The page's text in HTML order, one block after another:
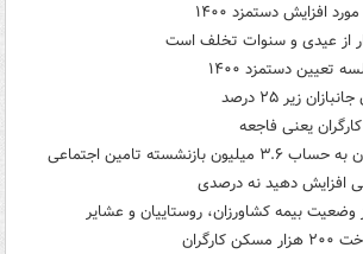
افزایش دستمزد ۱۴۰۰
از عیدی و سنوات تخلف است
دستمزد ۱۴۰۰
زیر ۲۵ درصد
افزایش دهید نه درصدی
وضعیت بیمه کشاورزان، روستاییان و عشایر